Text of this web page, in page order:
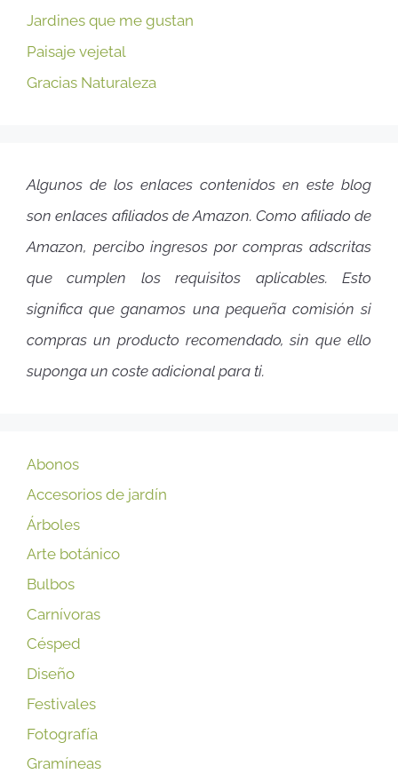
Jardines que me gustan
Paisaje vejetal
Gracias Naturaleza
Algunos de los enlaces contenidos en este blog
son enlaces afiliados de Amazon. Como afiliado de
Amazon, percibo ingresos por compras adscritas
que cumplen los requisitos aplicables. Esto
significa que ganamos una pequeña comisión si
compras un producto recomendado, sin que ello
suponga un coste adicional para ti.
Abonos
Accesorios de jardín
Árboles
Arte botánico
Bulbos
Carnívoras
Césped
Diseño
Festivales
Fotografía
Gramíneas